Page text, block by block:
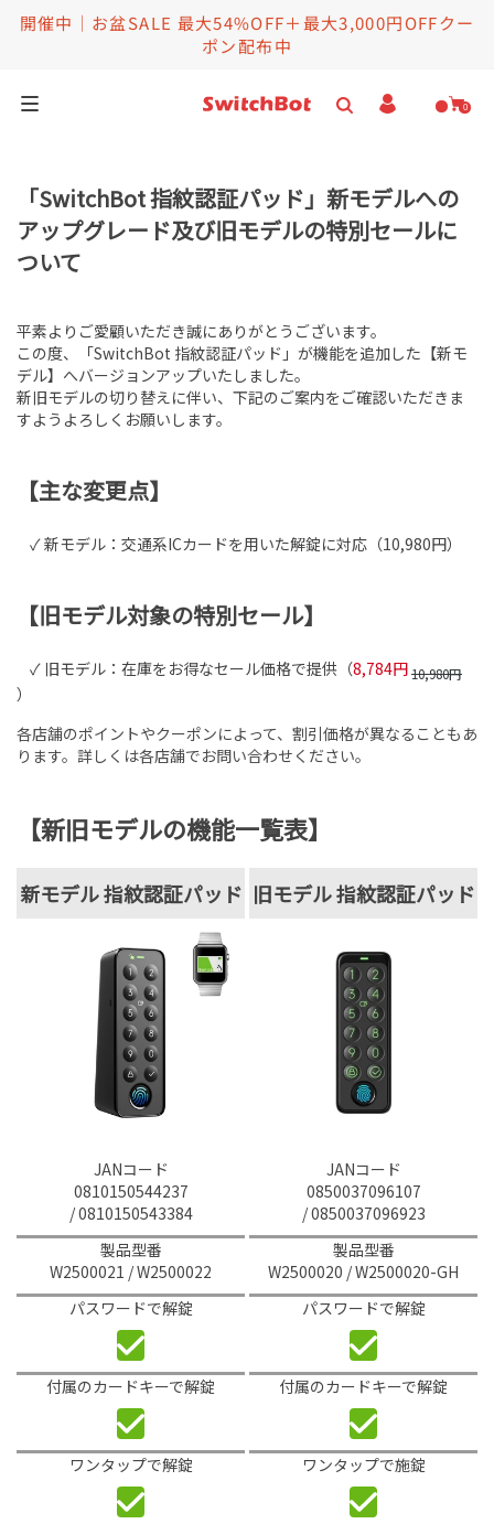
開催中｜お盆SALE 最大54%OFF＋最大3,000円OFFクー
ポン配布中
0
スマートロボット
お得セット
セール情報
ヘルプ＆法人向け
「SwitchBot 指紋認証パッド」新モデルへの
アップグレード及び旧モデルの特別セールに
ついて
平素よりご愛顧いただき誠にありがとうございます。
この度、「SwitchBot 指紋認証パッド」が機能を追加した【新モ
デル】へバージョンアップいたしました。
新旧モデルの切り替えに伴い、下記のご案内をご確認いただきま
すようよろしくお願いします。
【主な変更点】
✓ 新モデル：交通系ICカードを用いた解錠に対応（10,980円）
【旧モデル対象の特別セール】
✓ 旧モデル：在庫をお得なセール価格で提供（8,784円10,980円
）
各店舗のポイントやクーポンによって、割引価格が異なることもあ
ります。詳しくは各店舗でお問い合わせください。
【新旧モデルの機能一覧表】
新モデル 指紋認証パッド 旧モデル 指紋認証パッド
JANコード
0810150544237
/ 0810150543384
製品型番
W2500021 / W2500022
パスワードで解錠
付属のカードキーで解錠
ワンタップで解錠
JANコード
0850037096107
/ 0850037096923
製品型番
W2500020 / W2500020-GH
パスワードで解錠
付属のカードキーで解錠
ワンタップで施錠